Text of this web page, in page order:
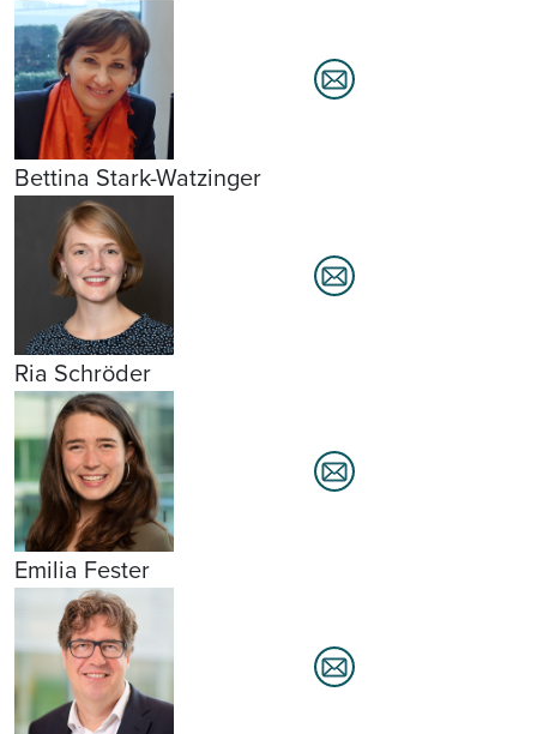
Bettina Stark-Watzinger
Ria Schröder
Emilia Fester